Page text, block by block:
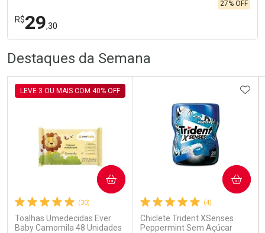
R$29,30
27% OFF
Laboratório
Ativar Desconto
Comprar sem Desconto
Por R$ 29,30/cada
Por Menos
Comprar sem Desconto
Por R$ 29,30/cada
Destaques da Semana
(30)
Toalhas Umedecidas Ever
Baby Camomila 48 Unidades
LEVE 3 OU MAIS COM 40% OFF
COMPRAR
(4)
Chiclete Trident XSenses
Peppermint Sem Açúcar
COMPRAR